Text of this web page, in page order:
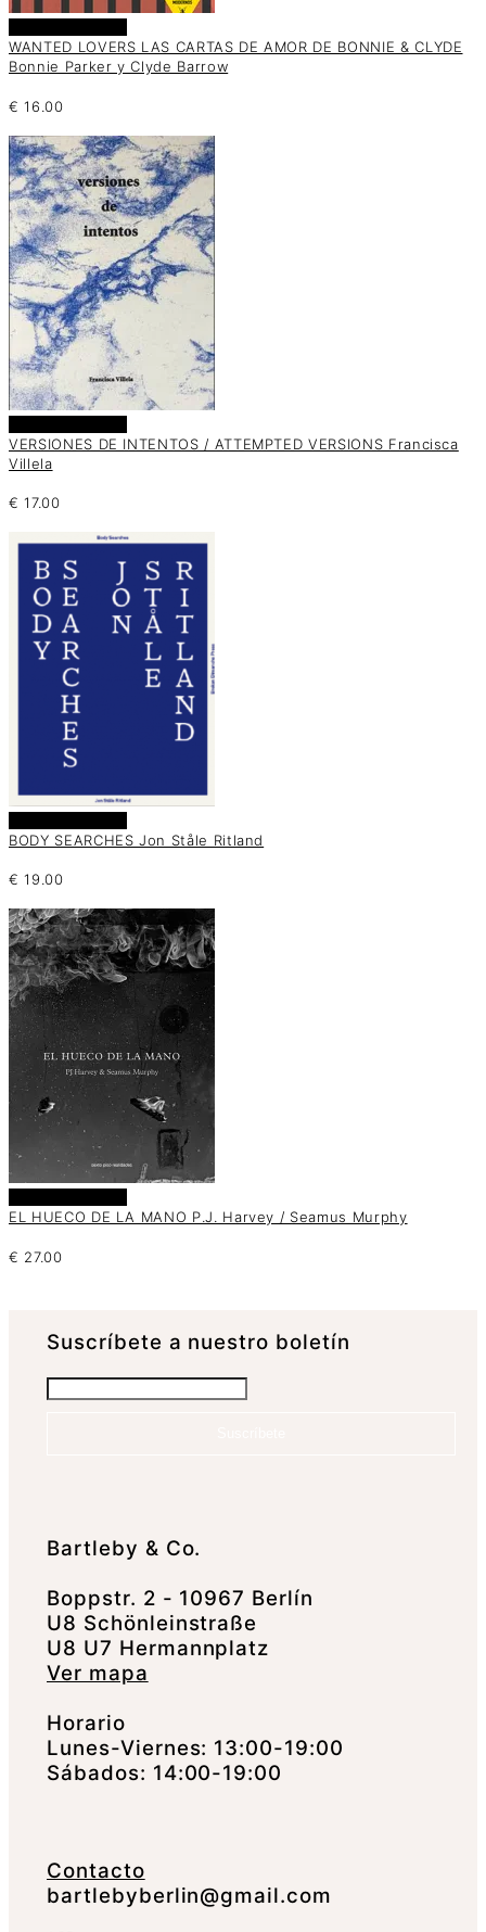
WANTED LOVERS LAS CARTAS DE AMOR DE BONNIE & CLYDE
Bonnie Parker y Clyde Barrow
€ 16.00
VERSIONES DE INTENTOS / ATTEMPTED VERSIONS Francisca
Villela
€ 17.00
BODY SEARCHES Jon Ståle Ritland
€ 19.00
EL HUECO DE LA MANO P.J. Harvey / Seamus Murphy
€ 27.00
Suscrí­bete a nuestro boletín
Bartleby & Co.
Boppstr. 2 - 10967 Berlín
U8 Schönleinstraße
U8 U7 Hermannplatz
Ver mapa
Horario
Lunes-Viernes: 13:00-19:00
Sábados: 14:00-19:00
Contacto
bartlebyberlin@gmail.com